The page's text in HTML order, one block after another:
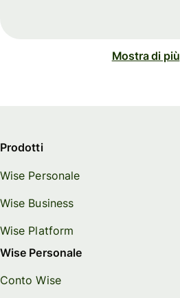
Mostra di più
Prodotti
Wise Personale
Wise Business
Wise Platform
Wise Personale
Conto Wise